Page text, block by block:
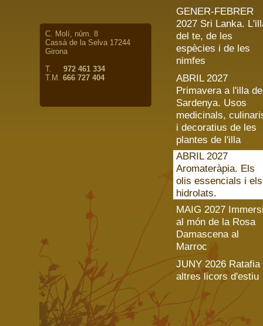
C. Molí, núm. 8
Cassà de la Selva 17244
Girona
T. 972 461 334
T.M. 666 727 404
GENER-FEBRER
2027 Sri Lanka.
del te, de les
espècies i de les
nimfes
ABRIL 2027
Primavera a l'illa de
Sardenya. Usos
medicinals,
i decoratius de les
plantes de l'illa
ABRIL 2027
Aromateràpia. Els
olis essencials i els
hidrolats.
MAIG 2027
al món de la Rosa
Damascena al
Marroc
JUNY 2026 Ratafia
altres licors d'estiu